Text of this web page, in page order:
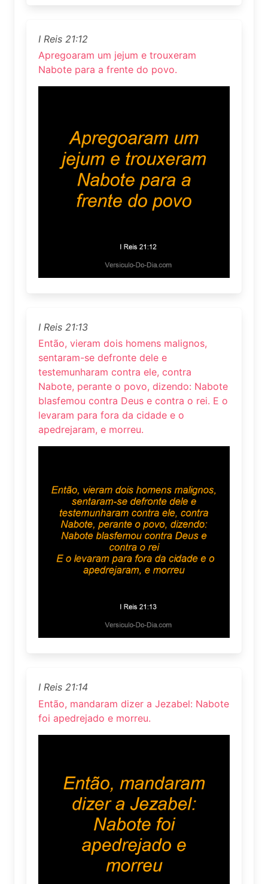
I Reis 21:12
Apregoaram um jejum e trouxeram
Nabote para a frente do povo.
I Reis 21:13
Então, vieram dois homens malignos,
sentaram-se defronte dele e
testemunharam contra ele, contra
Nabote, perante o povo, dizendo: Nabote
blasfemou contra Deus e contra o rei. E o
levaram para fora da cidade e o
apedrejaram, e morreu.
I Reis 21:14
Então, mandaram dizer a Jezabel: Nabote
foi apedrejado e morreu.